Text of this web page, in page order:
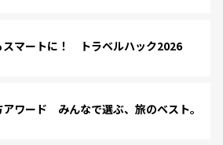
スマートに！ トラベルハック2026
ワード みんなで選ぶ、旅のベスト。